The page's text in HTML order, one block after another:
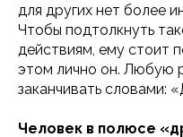
для других нет более
Чтобы подтолкнуть
действиям, ему стоит
этом лично он. Любую
заканчивать словами:
Человек в полюсе